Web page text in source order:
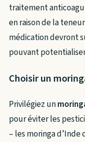
traitement
en raison de la
médication devront
pouvant
Choisir un
Privilégiez un
pour éviter les
– les moringa